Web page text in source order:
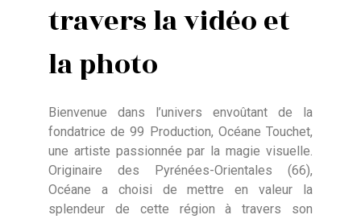
travers la vidéo et
la photo
Bienvenue dans l’univers envoûtant de la
fondatrice de 99 Production, Océane Touchet,
une artiste passionnée par la magie visuelle.
Originaire des Pyrénées-Orientales (66),
Océane a choisi de mettre en valeur la
splendeur de cette région à travers son